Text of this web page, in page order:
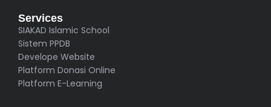
Services
SIAKAD Islamic School
Sistem PPDB
Develope Website
Platform Donasi Online
Platform E-Learning